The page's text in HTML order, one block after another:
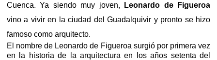
Cuenca. Ya siendo muy joven,
Leonardo de Figueroa
vino a vivir en la ciudad del Guadalquivir y pronto se hizo
famoso como arquitecto.
El nombre de Leonardo de Figueroa surgió por primera vez
en la historia de la arquitectura en los años setenta del